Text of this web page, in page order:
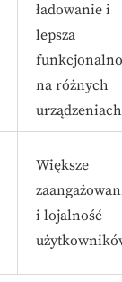
ładowanie i
lepsza
na różnych
Większe
i lojalność